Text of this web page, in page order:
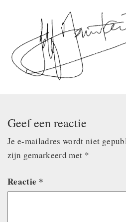
Geef een reactie
Je e-mailadres wordt niet
zijn gemarkeerd met *
Reactie *